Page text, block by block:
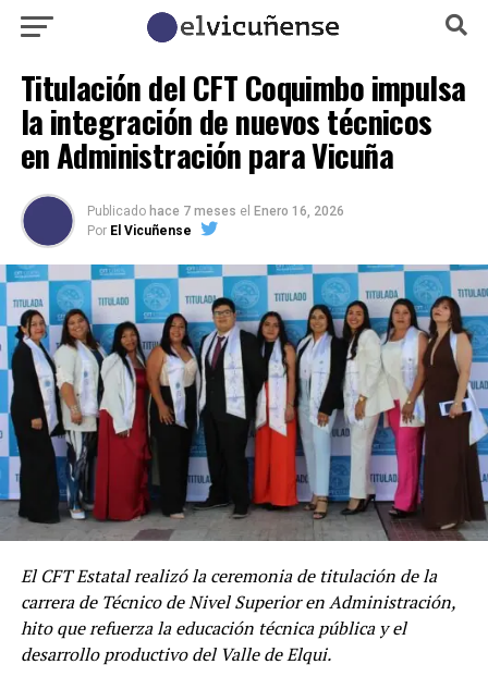
Titulación del CFT Coquimbo impulsa
la integración de nuevos técnicos
en Administración para Vicuña
Publicado hace 7 meses el Enero 16, 2026
Por El Vicuñense
El CFT Estatal realizó la ceremonia de titulación de la
carrera de Técnico de Nivel Superior en Administración,
hito que refuerza la educación técnica pública y el
desarrollo productivo del Valle de Elqui.